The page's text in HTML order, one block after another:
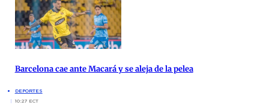
Barcelona cae ante Macará y se aleja de la pelea
DEPORTES
10:27 ECT